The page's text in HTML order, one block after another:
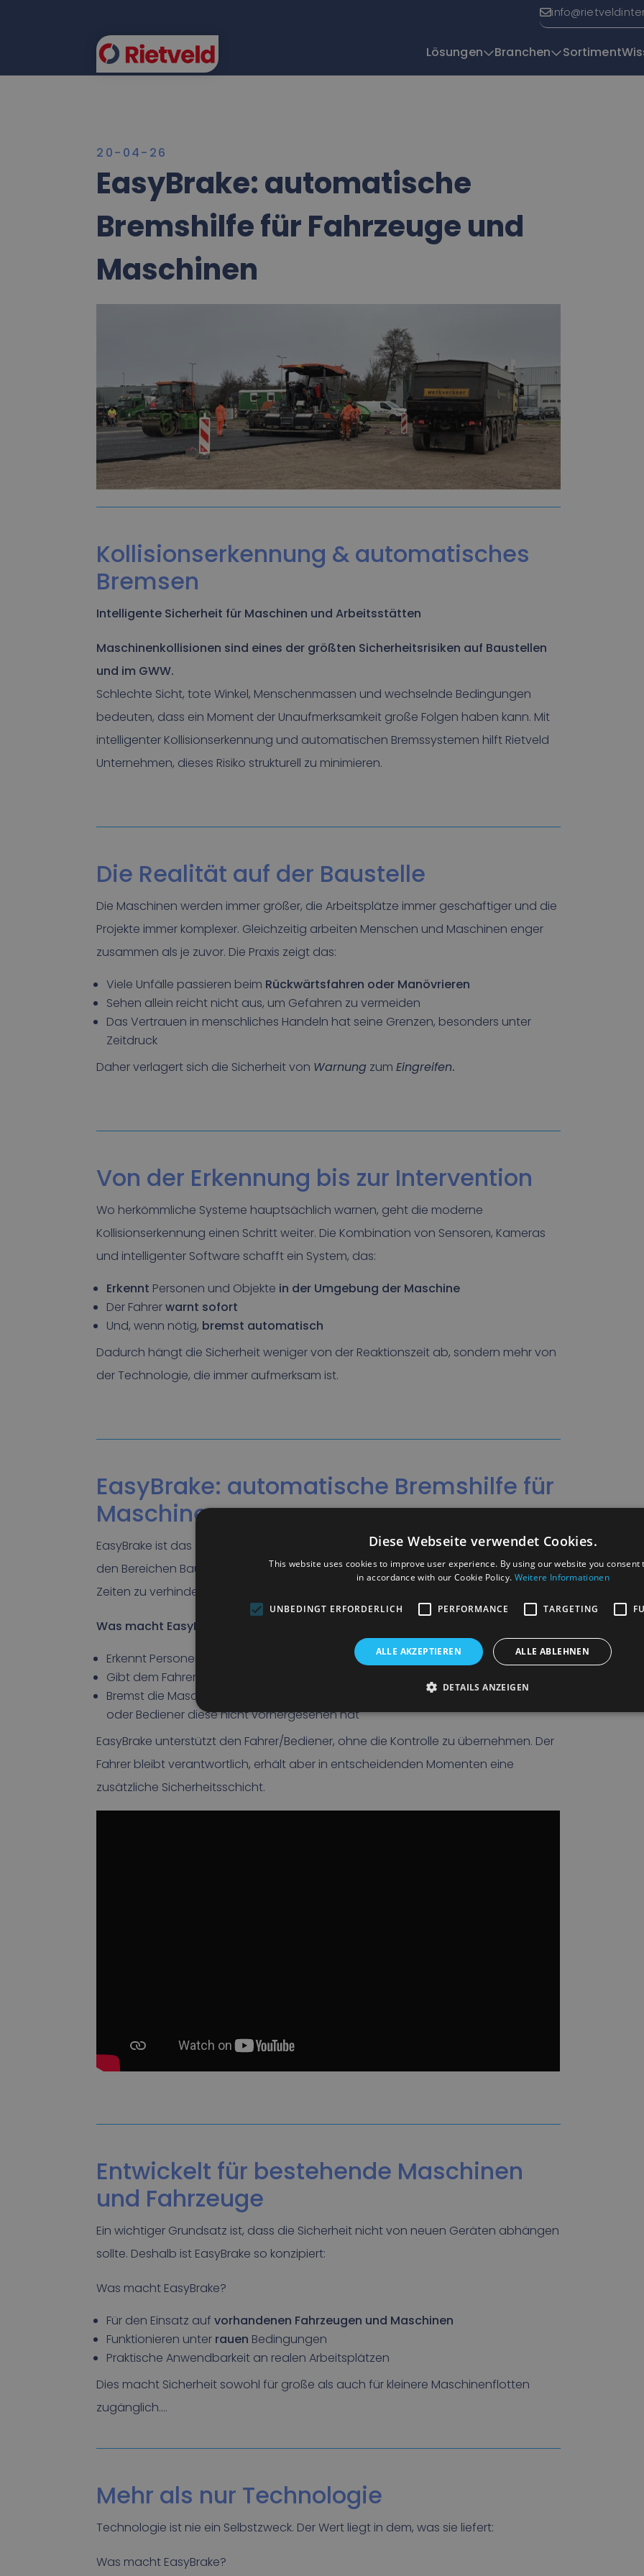
Lösungen Branchen Sortiment
20-04-26
EasyBrake: automatische
Bremshilfe für Fahrzeuge und
Maschinen
Kollisionserkennung & automatisches
Bremsen
Intelligente Sicherheit für Maschinen und Arbeitsstätten
Maschinenkollisionen sind eines der größten Sicherheitsrisiken auf Baustellen
und im GWW.
Schlechte Sicht, tote Winkel, Menschenmassen und wechselnde Bedingungen
bedeuten, dass ein Moment der Unaufmerksamkeit große Folgen haben kann. Mit
intelligenter Kollisionserkennung und automatischen Bremssystemen hilft Rietveld
Unternehmen, dieses Risiko strukturell zu minimieren.
Die Realität auf der Baustelle
Die Maschinen werden immer größer, die Arbeitsplätze immer geschäftiger und die
Projekte immer komplexer. Gleichzeitig arbeiten Menschen und Maschinen enger
zusammen als je zuvor. Die Praxis zeigt das:
Viele Unfälle passieren beim Rückwärtsfahren oder Manövrieren
Sehen allein reicht nicht aus, um Gefahren zu vermeiden
Das Vertrauen in menschliches Handeln hat seine Grenzen, besonders unter
Zeitdruck
Daher verlagert sich die Sicherheit von Warnung zumEingreifen.
Von der Erkennung bis zur Intervention
Wo herkömmliche Systeme hauptsächlich warnen, geht die moderne
Kollisionserkennung einen Schritt weiter. Die Kombination von Sensoren, Kameras
und intelligenter Software schafft ein System, das:
Erkennt Personen und Objekte in der Umgebung der Maschine
Der Fahrerwarnt sofort
Und, wenn nötig, bremst automatisch
Dadurch hängt die Sicherheit weniger von der Reaktionszeit ab, sondern mehr von
der Technologie, die immer aufmerksam ist.
EasyBrake: automatische Bremshilfe für
Maschinen
EasyBrake ist das automatische Bremssystem von Rietveld für Maschinen u.a. in
den Bereichen Bau, Infra und GWW. Das System wurde entwickelt, um Kollisionen in
Zeiten zu verhindern, in denen Warnungen allein nicht mehr ausreichen.
Was macht EasyBrake?
Erkennt Personen und Hindernisse im Gefahrenbereich
Gibt dem Fahrer oder Bediener ein direktes Feedback in der Kabine
Bremst die Maschine automatisch ab, wenn eine Kollision droht und der Fahrer
oder Bediener diese nicht vorhergesehen hat
EasyBrake unterstützt den Fahrer/Bediener, ohne die Kontrolle zu übernehmen. Der
Fahrer bleibt verantwortlich, erhält aber in entscheidenden Momenten eine
zusätzliche Sicherheitsschicht.
Entwickelt für bestehende Maschinen
und Fahrzeuge
Ein wichtiger Grundsatz ist, dass die Sicherheit nicht von neuen Geräten abhängen
sollte. Deshalb ist EasyBrake so konzipiert:
Was macht EasyBrake?
Für den Einsatz aufvorhandenen Fahrzeugen und Maschinen
Funktionieren unter rauen Bedingungen
Praktische Anwendbarkeit an realen Arbeitsplätzen
Dies macht Sicherheit sowohl für große als auch für kleinere Maschinenflotten
zugänglich….
Mehr als nur Technologie
Technologie ist nie ein Selbstzweck. Der Wert liegt in dem, was sie liefert:
Was macht EasyBrake?
Diese Webseite verwendet Cookies.
This website uses cookies to improve user experience. By using our website you consent
in accordance with our Cookie Policy. Weitere Informationen
UNBEDINGT ERFORDERLICH PERFORMANCE TARGETING
ALLE AKZEPTIEREN ALLE ABLEHNEN
DETAILS ANZEIGEN